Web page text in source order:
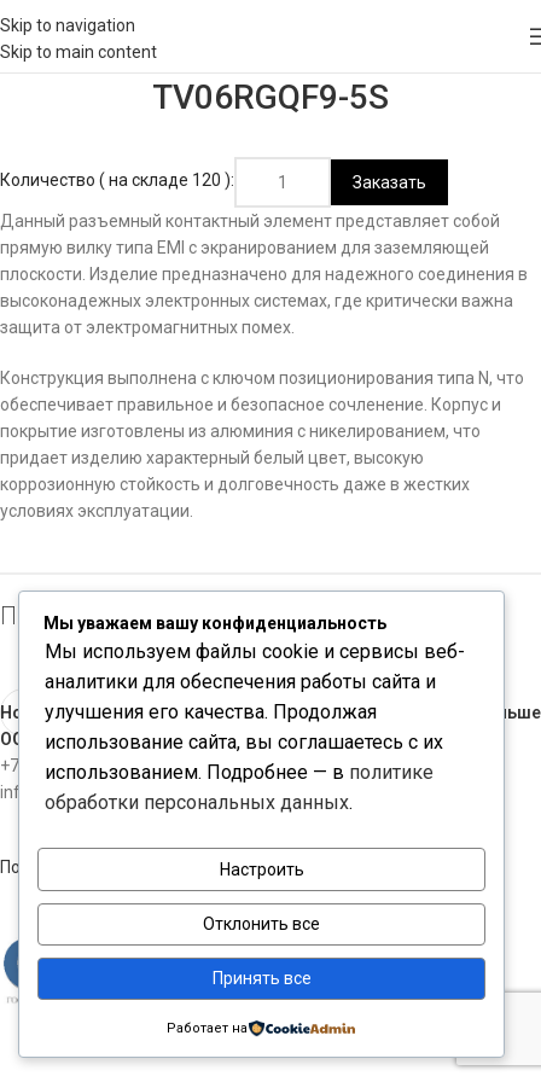
Skip to navigation
Skip to main content
TV06RGQF9-5S
Количество ( на складе 120 ):
Заказать
Данный разъемный контактный элемент представляет собой
прямую вилку типа EMI с экранированием для заземляющей
плоскости. Изделие предназначено для надежного соединения в
высоконадежных электронных системах, где критически важна
защита от электромагнитных помех.
Конструкция выполнена с ключом позиционирования типа N, что
обеспечивает правильное и безопасное сочленение. Корпус и
покрытие изготовлены из алюминия с никелированием, что
придает изделию характерный белый цвет, высокую
коррозионную стойкость и долговечность даже в жестких
условиях эксплуатации.
Производитель: Amphenol Aerospace
Новые
Раньше
ООО "ЧИПКОНТАКТ"
+7-812-3098534
info@chipcontact.ru
Политика конфиденциальности
Мы уважаем вашу конфиденциальность
Мы используем файлы cookie и сервисы веб-
аналитики для обеспечения работы сайта и
улучшения его качества. Продолжая
использование сайта, вы соглашаетесь с их
использованием. Подробнее — в политике
обработки персональных данных.
Настроить
Отклонить все
Принять все
Работает на